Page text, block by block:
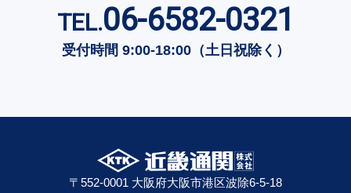
TEL.06-6582-0321
受付時間 9:00-18:00（土日祝除く）
〒552-0001 大阪府大阪市港区波除6-5-18